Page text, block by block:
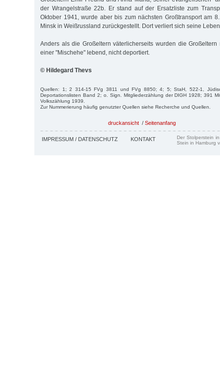
der Wrangelstraße 22b. Er stand auf der Ersatzliste zum
Oktober 1941, wurde aber bis zum nächsten Großtransport am
Minsk in Weißrussland zurückgestellt. Dort verliert sich seine
Anders als die Großeltern väterlicherseits wurden die Großeltern
einer "Mischehe" lebend, nicht deportiert.
© Hildegard Thevs
Quellen: 1; 2 314-15 FVg 3811 und FVg 8850; 4; 5; StaH, 522-1,
Deportationslisten Band 2; o. Sign. Mitgliederzählung der DIGH 1928; 391
Volkszählung 1939.
Zur Nummerierung häufig genutzter Quellen siehe Recherche und Quellen.
druckansicht / Seitenanfang
IMPRESSUM / DATENSCHUTZ KONTAKT
Der Stolperstein
Stein in Hamburg